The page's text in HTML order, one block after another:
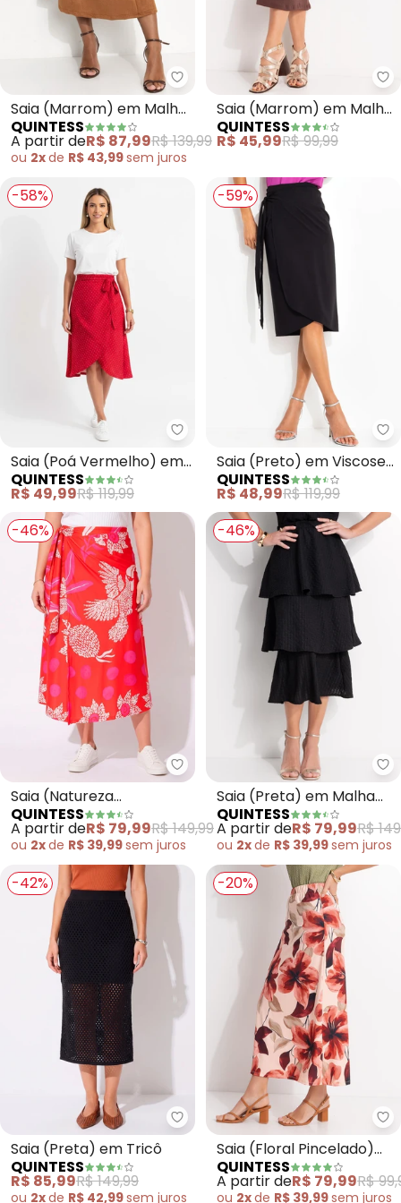
Quintess - Saia (Marrom) em
Saia (Marrom) em Malha
Suede
QUINTESS
A partir deR$ 87,99R$ 139,99
ou 2xde R$ 43,99sem juros
Saia (Marrom) em Malha
Texturizada
QUINTESS
R$ 45,99R$ 99,99
-58%
Quintess - Saia (Poá
Saia (Poá Vermelho) em
Malha Fria
QUINTESS
R$ 49,99R$ 119,99
-59%
Saia (Preto) em Viscose
Plana
QUINTESS
R$ 48,99R$ 119,99
-46%
Quintess - Saia (Natureza
Saia (Natureza
Vermelha) em Malha Fria
QUINTESS
A partir deR$ 79,99R$ 149,99
ou 2xde R$ 39,99sem juros
-46%
Saia (Preta) em Malha
Canelada Texturizada
QUINTESS
A partir deR$ 79,99R$
ou 2xde R$ 39,99sem juros
-42%
Quintess - Saia (Preta) em
Saia (Preta) em Tricô
QUINTESS
R$ 85,99R$ 149,99
ou 2xde R$ 42,99sem juros
-20%
Saia (Floral Pincelado)
em Malha Fria
QUINTESS
A partir deR$ 79,99R$
ou 2xde R$ 39,99sem juros